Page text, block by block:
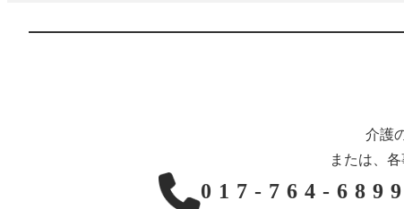
介護
または、
017-764-6899